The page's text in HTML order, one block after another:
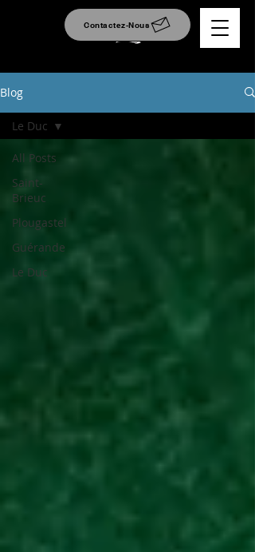
Contactez-Nous
Blog
All Posts
Saint-
Brieuc
Plougastel
Guérande
Le Duc
Le Duc